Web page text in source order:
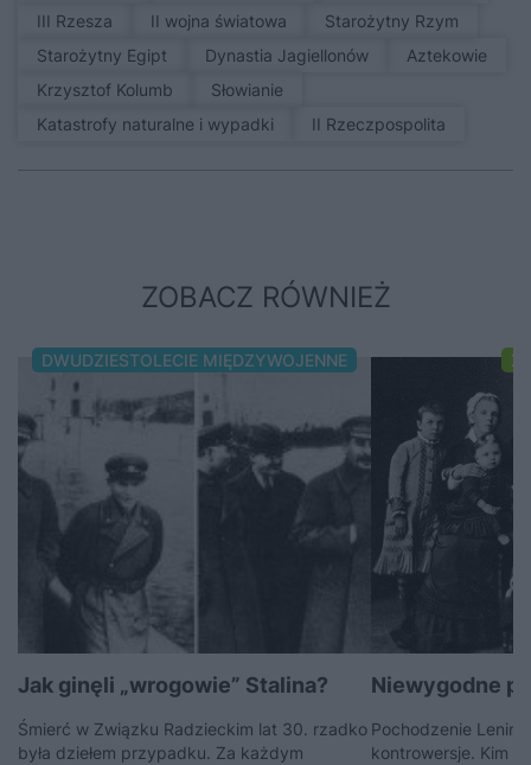
III Rzesza
II wojna światowa
Starożytny Rzym
Starożytny Egipt
Dynastia Jagiellonów
Aztekowie
Krzysztof Kolumb
Słowianie
Katastrofy naturalne i wypadki
II Rzeczpospolita
ZOBACZ RÓWNIEŻ
DWUDZIESTOLECIE MIĘDZYWOJENNE
Jak ginęli „wrogowie” Stalina?
Śmierć w Związku Radzieckim lat 30. rzadko
była dziełem przypadku. Za każdym
Niewygodne
Pochodzenie
kontrowersje. Kim